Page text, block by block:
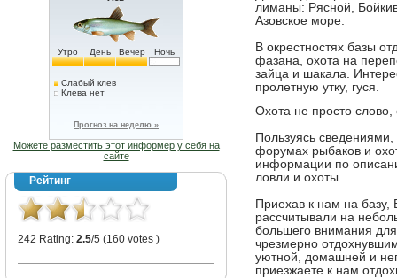
Утро День Вечер Ночь
Слабый клев
Клева нет
Прогноз на неделю »
Можете разместить этот информер у себя на
сайте
Рейтинг
242 Rating: 2.5/5 (160 votes )
лиманы: Рясной,
Азовское море.
В окрестностях базы
фазана, охота на
зайца и шакала.
пролетную утку, гуся.
Охота не просто
Пользуясь
форумах рыбаков и
информации по
ловли и охоты.
Приехав к нам на базу,
рассчитывали на
большего внимания
чрезмерно
уютной, домашней и
приезжаете к нам